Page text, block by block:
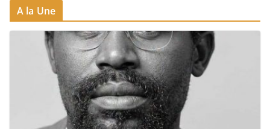
A la Une